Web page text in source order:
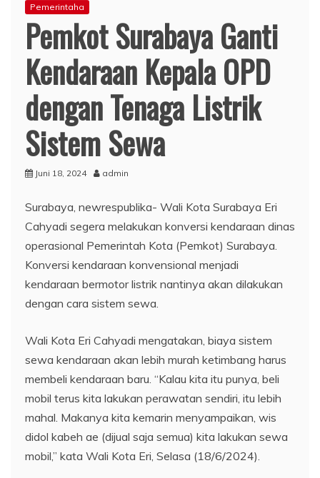
Pemerintaha
Pemkot Surabaya Ganti
Kendaraan Kepala OPD
dengan Tenaga Listrik
Sistem Sewa
Juni 18, 2024 admin
Surabaya, newrespublika- Wali Kota Surabaya Eri
Cahyadi segera melakukan konversi kendaraan dinas
operasional Pemerintah Kota (Pemkot) Surabaya.
Konversi kendaraan konvensional menjadi
kendaraan bermotor listrik nantinya akan dilakukan
dengan cara sistem sewa.
Wali Kota Eri Cahyadi mengatakan, biaya sistem
sewa kendaraan akan lebih murah ketimbang harus
membeli kendaraan baru. “Kalau kita itu punya, beli
mobil terus kita lakukan perawatan sendiri, itu lebih
mahal. Makanya kita kemarin menyampaikan, wis
didol kabeh ae (dijual saja semua) kita lakukan sewa
mobil,” kata Wali Kota Eri, Selasa (18/6/2024).